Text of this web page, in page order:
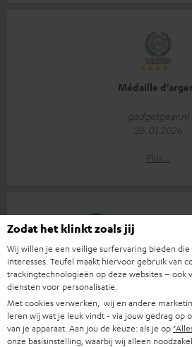
Médaille
gadgetgear.nl
26.01.2026
Plus…
Un vrai coup
04.12.2025
Plus…
Zodat het klinkt zoals jij
Wij willen je een veilige surfervaring bieden
interesses. Teufel maakt hiervoor gebruik van
trackingtechnologieën op deze websites – ook
diensten voor personalisatie.
Met cookies verwerken, wij en andere
leren wij wat je leuk vindt - via jouw gedrag op
van je apparaat. Aan jou de keuze: als je op
onze basisinstelling, waarbij wij alleen